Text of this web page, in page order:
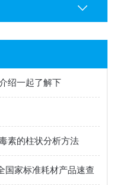
绍一起了解下
素的柱状分析方法
国家标准耗材产品速查